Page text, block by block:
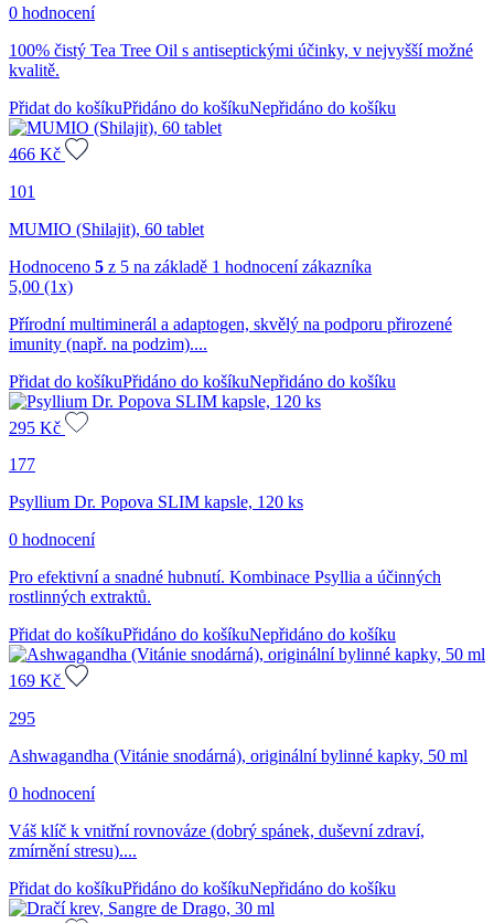
0 hodnocení
100% čistý Tea Tree Oil s antiseptickými účinky, v nejvyšší možné
kvalitě.
Přidat do košíkuPřidáno do košíkuNepřidáno do košíku
466 Kč
101
MUMIO (Shilajit), 60 tablet
Hodnoceno 5 z 5 na základě 1 hodnocení zákazníka
5,00 (1x)
Přírodní multiminerál a adaptogen, skvělý na podporu přirozené
imunity (např. na podzim)....
Přidat do košíkuPřidáno do košíkuNepřidáno do košíku
295 Kč
177
Psyllium Dr. Popova SLIM kapsle, 120 ks
0 hodnocení
Pro efektivní a snadné hubnutí. Kombinace Psyllia a účinných
rostlinných extraktů.
Přidat do košíkuPřidáno do košíkuNepřidáno do košíku
169 Kč
295
Ashwagandha (Vitánie snodárná), originální bylinné kapky, 50 ml
0 hodnocení
Váš klíč k vnitřní rovnováze (dobrý spánek, duševní zdraví,
zmírnění stresu)....
Přidat do košíkuPřidáno do košíkuNepřidáno do košíku